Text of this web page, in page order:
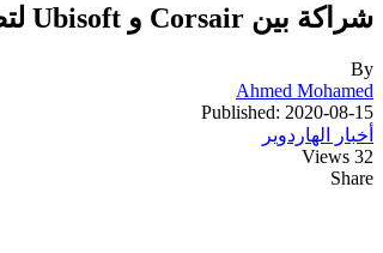
شراكة بين Corsair و Ubisoft لتضىء لعبة Tom Clancy’s The Division 2
By
Ahmed Mohamed
Published: 2020-08-15
أخبار الهاردوير
32 Views
Share